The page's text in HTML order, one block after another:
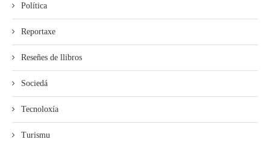
Política
Reportaxe
Reseñes de llibros
Sociedá
Tecnoloxía
Turismu